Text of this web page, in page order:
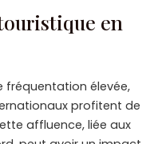
en
fréquentation élevée,
profitent de
affluence, liée aux